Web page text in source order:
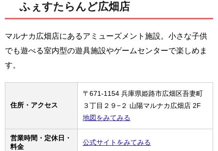
ふぇすたらんど広畑店
マルナカ広畑店にあるアミューズメント施設。小さな子供
でも遊べる室内型の遊具施設やゲームセンターで楽しめま
す。
住所・アクセス
〒671-1154 兵庫県姫路市広畑区吾妻町
３丁目２９−２ 山陽マルナカ広畑店 2F
地図をみてみる
営業時間・定休日・
料金
公式サイトをみてみる